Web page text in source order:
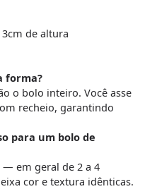
de altura
forma?
o bolo inteiro. Você asse
recheio, garantindo
para um bolo de
— em geral de 2 a 4
cor e textura idênticas.